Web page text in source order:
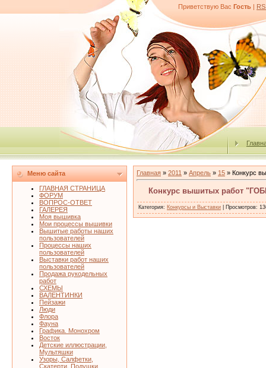
Приветствую Вас Гость |
Меню сайта
ГЛАВНАЯ СТРАНИЦА
ФОРУМ
ВОПРОС-ОТВЕТ
ГАЛЕРЕЯ
Моя вышивка
Мои процессы вышивки
Вышитые работы наших
пользователей
Процессы наших
пользователей
Выставки работ наших
пользователей
Продажа рукодельных
работ
СХЕМЫ
ВАЛЕНТИНКИ
Пейзажи
Люди
Флора
Фауна
Графика. Монохром
Восток
Детские иллюстрации,
Мультяшки
Узоры, Салфетки,
Скатерти, Подушки
Главная » 2011 » Апрель » 15 » Конкурс
Конкурс вышитых работ
Категория: Конкурсы и Выставки Просмотров: